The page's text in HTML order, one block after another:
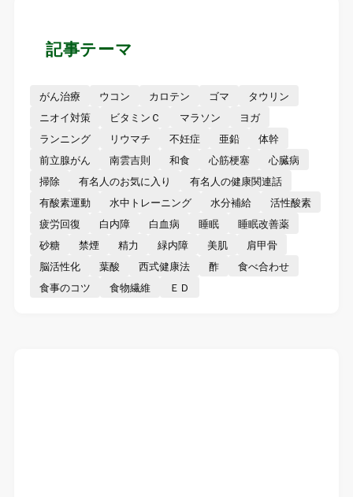
記事テーマ
がん治療 ウコン カロテン ゴマ
タウリン
ニオイ対策
ビタミンＣ マラソン
ヨガ
ランニング
リウマチ 不妊症 亜鉛
体幹
前立腺がん
南雲吉則 和食 心筋梗塞
心臓病
掃除
有名人のお気に入り
有名人の健康関連話
有酸素運動
水中トレーニング 水分補給
活性酸素
疲労回復
白内障 白血病 睡眠
睡眠改善薬
砂糖
禁煙 精力 緑内障 美肌
肩甲骨
脳活性化
葉酸 西式健康法 酢
食べ合わせ
食事のコツ
食物繊維 ＥＤ